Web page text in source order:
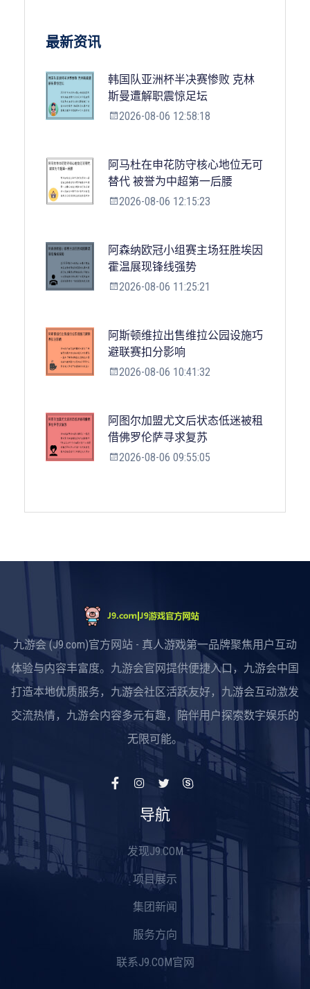
最新资讯
韩国队亚洲杯半决赛惨败 克林
斯曼遭解职震惊足坛
2026-08-06 12:58:18
阿马杜在申花防守核心地位无可
替代 被誉为中超第一后腰
2026-08-06 12:15:23
阿森纳欧冠小组赛主场狂胜埃因
霍温展现锋线强势
2026-08-06 11:25:21
阿斯顿维拉出售维拉公园设施巧
避联赛扣分影响
2026-08-06 10:41:32
阿图尔加盟尤文后状态低迷被租
借佛罗伦萨寻求复苏
2026-08-06 09:55:05
九游会 (J9.com)官方网站 - 真人游戏第一品牌聚焦用户互动
体验与内容丰富度。九游会官网提供便捷入口，九游会中国
打造本地优质服务，九游会社区活跃友好，九游会互动激发
交流热情，九游会内容多元有趣，陪伴用户探索数字娱乐的
无限可能。
导航
发现J9.COM
项目展示
集团新闻
服务方向
联系J9.COM官网